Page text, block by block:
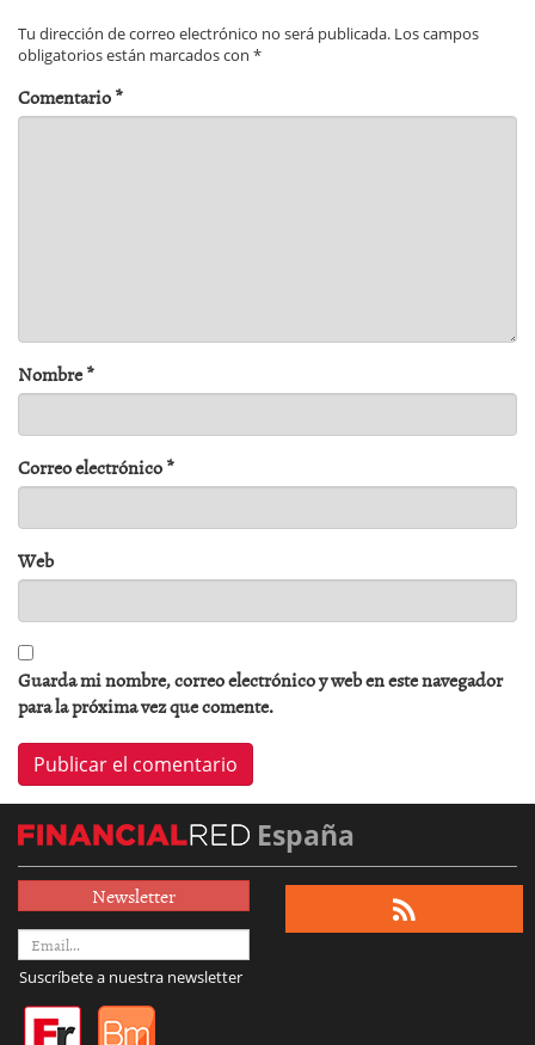
Tu dirección de correo electrónico no será publicada. Los campos
obligatorios están marcados con *
Comentario*
Nombre*
Correo electrónico*
Web
Guarda mi nombre, correo electrónico y web en este navegador
para la próxima vez que comente.
España
Newsletter
Suscríbete a nuestra newsletter